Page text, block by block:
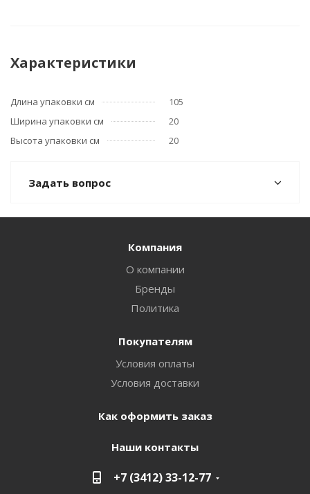
Характеристики
Длина упаковки см
105
Ширина упаковки см
20
Высота упаковки см
20
Задать вопрос
Компания
О компании
Бренды
Политика
Покупателям
Условия оплаты
Условия доставки
Как оформить заказ
Наши контакты
+7 (3412) 33-12-77